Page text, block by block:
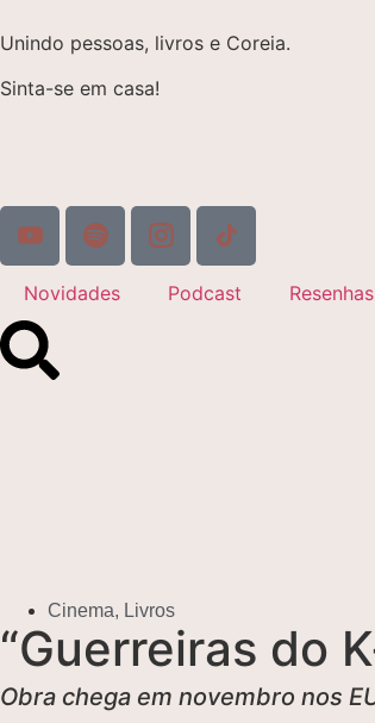
Unindo pessoas, livros e Coreia.
Sinta-se em casa!
Novidades Podcast Resenhas
Cinema, Livros
“Guerreiras do
Obra chega em novembro nos